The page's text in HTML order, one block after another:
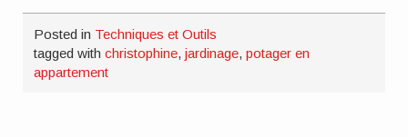
Posted in Techniques et Outils
tagged withchristophine,jardinage,potager en
appartement